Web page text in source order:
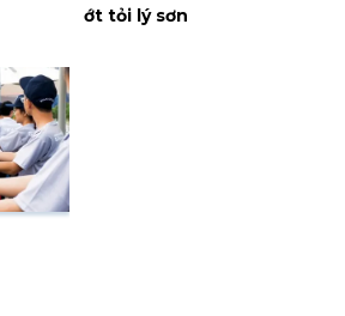
ớt tỏi lý sơn